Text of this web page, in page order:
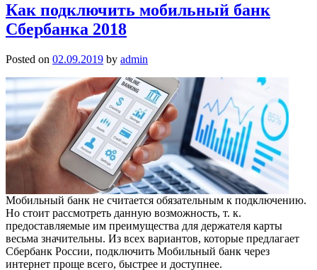
Как подключить мобильный банк
Сбербанка 2018
Posted on 02.09.2019 by admin
Мобильный банк не считается обязательным к подключению.
Но стоит рассмотреть данную возможность, т. к.
предоставляемые им преимущества для держателя карты
весьма значительны. Из всех вариантов, которые предлагает
Сбербанк России, подключить Мобильный банк через
интернет проще всего, быстрее и доступнее.